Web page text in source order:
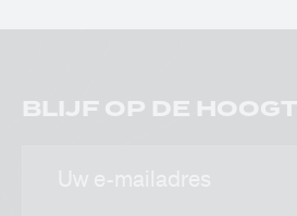
BLIJF OP DE